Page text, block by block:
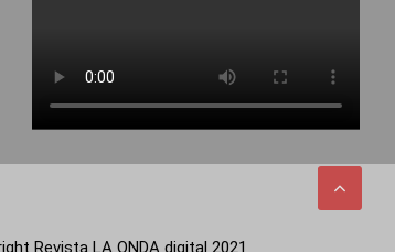
Revista LA ONDA digital 2021